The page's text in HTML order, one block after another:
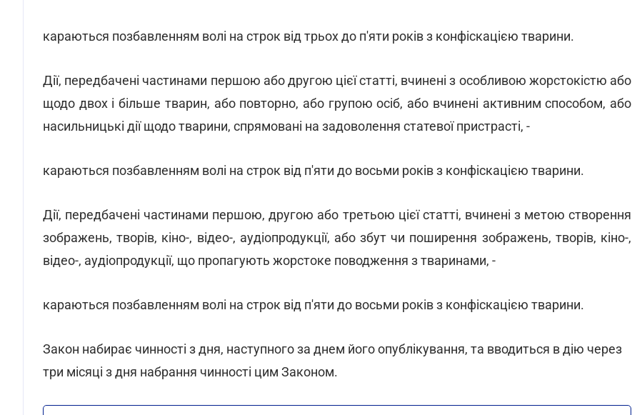
караються позбавленням волі на строк від трьох до п'яти років з конфіскацією тварини.
Дії, передбачені частинами першою або другою цієї статті, вчинені з особливою жорстокістю або
щодо двох і більше тварин, або повторно, або групою осіб, або вчинені активним способом, або
насильницькі дії щодо тварини, спрямовані на задоволення статевої пристрасті, -
караються позбавленням волі на строк від п'яти до восьми років з конфіскацією тварини.
Дії, передбачені частинами першою, другою або третьою цієї статті, вчинені з метою створення
зображень, творів, кіно-, відео-, аудіопродукції, або збут чи поширення зображень, творів, кіно-,
відео-, аудіопродукції, що пропагують жорстоке поводження з тваринами, -
караються позбавленням волі на строк від п'яти до восьми років з конфіскацією тварини.
Закон набирає чинності з дня, наступного за днем його опублікування, та вводиться в дію через
три місяці з дня набрання чинності цим Законом.